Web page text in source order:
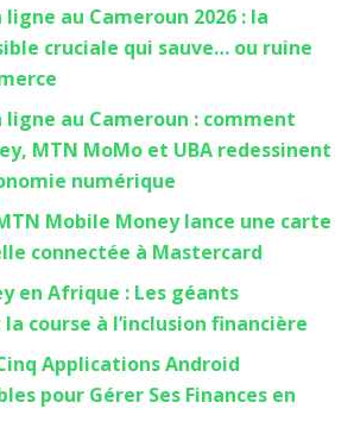
au Cameroun 2026 : la
cruciale qui sauve… ou ruine
ligne au Cameroun : comment
MTN MoMo et UBA redessinent
numérique
Mobile Money lance une carte
connectée à Mastercard
en Afrique : Les géants
course à l’inclusion financière
Applications Android
pour Gérer Ses Finances en